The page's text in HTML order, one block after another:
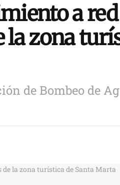
a red
la zona
de Bombeo de